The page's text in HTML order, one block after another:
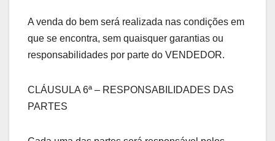
A venda do bem será realizada nas condições em
que se encontra, sem quaisquer garantias ou
responsabilidades por parte do VENDEDOR.
CLÁUSULA 6ª – RESPONSABILIDADES DAS
PARTES